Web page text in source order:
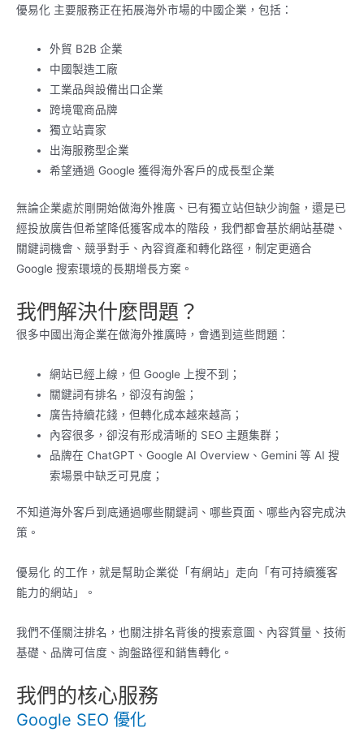
優易化 主要服務正在拓展海外市場的中國企業，包括：
外貿 B2B 企業
中國製造工廠
工業品與設備出口企業
跨境電商品牌
獨立站賣家
出海服務型企業
希望通過 Google 獲得海外客戶的成長型企業
無論企業處於剛開始做海外推廣、已有獨立站但缺少詢盤，還是已
經投放廣告但希望降低獲客成本的階段，我們都會基於網站基礎、
關鍵詞機會、競爭對手、內容資產和轉化路徑，制定更適合
Google 搜索環境的長期增長方案。
我們解決什麼問題？
很多中國出海企業在做海外推廣時，會遇到這些問題：
網站已經上線，但 Google 上搜不到；
關鍵詞有排名，卻沒有詢盤；
廣告持續花錢，但轉化成本越來越高；
內容很多，卻沒有形成清晰的 SEO 主題集群；
品牌在 ChatGPT、Google AI Overview、Gemini 等 AI 搜
索場景中缺乏可見度；
不知道海外客戶到底通過哪些關鍵詞、哪些頁面、哪些內容完成決
策。
優易化 的工作，就是幫助企業從「有網站」走向「有可持續獲客
能力的網站」。
我們不僅關注排名，也關注排名背後的搜索意圖、內容質量、技術
基礎、品牌可信度、詢盤路徑和銷售轉化。
我們的核心服務
Google SEO 優化